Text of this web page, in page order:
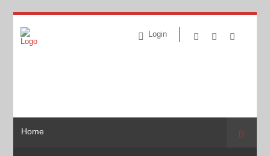
Login
Home Suche